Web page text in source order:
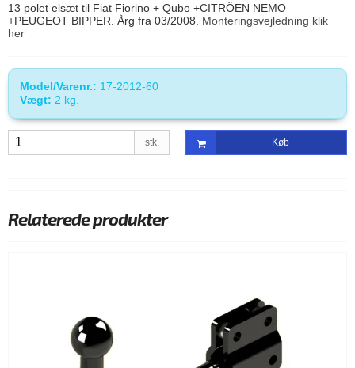
13 polet elsæt til Fiat Fiorino + Qubo +CITRÖEN NEMO
+PEUGEOT BIPPER. Årg fra 03/2008. Monteringsvejledning klik
her
Model/Varenr.: 17-2012-60
Vægt: 2 kg.
stk. Køb
Relaterede produkter